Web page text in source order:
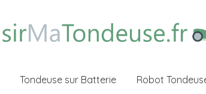
Tondeuse sur Batterie Robot